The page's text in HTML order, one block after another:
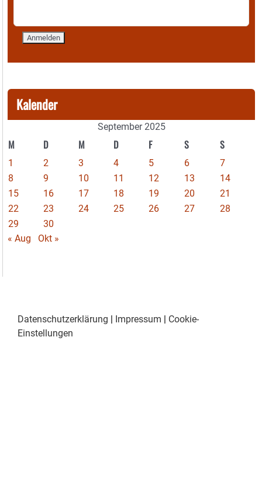
Kalender
September 2025
M D M D F S S
1 2 3 4 5 6
7
8
9 10 11 12 13
14
15
16 17 18 19 20
21
22
23 24 25 26 27
28
29
30
« Aug
Okt »
Datenschutzerklärung Impressum
Cookie-
Einstellungen